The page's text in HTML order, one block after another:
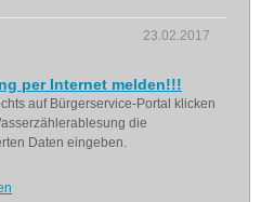
23.02.2017
per Internet melden!!!
auf Bürgerservice-Portal klicken
die
Daten eingeben.